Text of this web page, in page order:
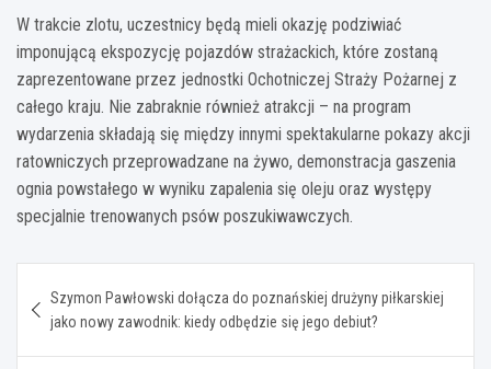
W trakcie zlotu, uczestnicy będą mieli okazję podziwiać
imponującą ekspozycję pojazdów strażackich, które zostaną
zaprezentowane przez jednostki Ochotniczej Straży Pożarnej z
całego kraju. Nie zabraknie również atrakcji – na program
wydarzenia składają się między innymi spektakularne pokazy akcji
ratowniczych przeprowadzane na żywo, demonstracja gaszenia
ognia powstałego w wyniku zapalenia się oleju oraz występy
specjalnie trenowanych psów poszukiwawczych.
wpisu
Szymon Pawłowski dołącza do poznańskiej drużyny piłkarskiej
jako nowy zawodnik: kiedy odbędzie się jego debiut?